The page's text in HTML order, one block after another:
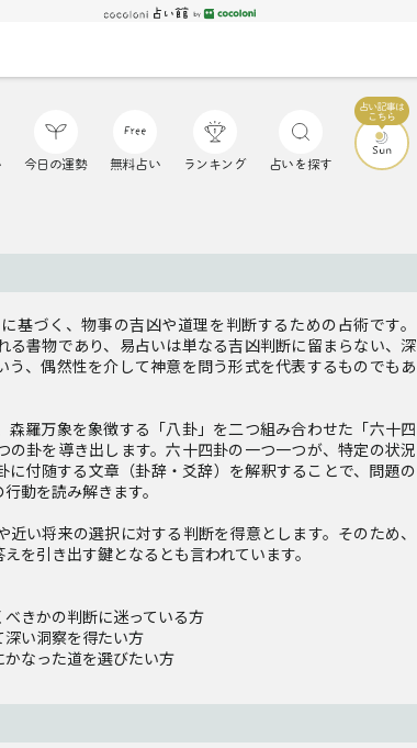
今日の運勢 無料占い ランキング 占いを探す
基づく、物事の吉凶や道理を判断するための占術です。
る書物であり、易占いは単なる吉凶判断に留まらない、深
、偶然性を介して神意を問う形式を代表するものでもあ
羅万象を象徴する「八卦」を二つ組み合わせた「六十四
卦を導き出します。六十四卦の一つ一つが、特定の状況
付随する文章（卦辞・爻辞）を解釈することで、問題の
動を読み解きます。
い将来の選択に対する判断を得意とします。そのため、
を引き出す鍵となるとも言われています。
きかの判断に迷っている方
深い洞察を得たい方
かなった道を選びたい方